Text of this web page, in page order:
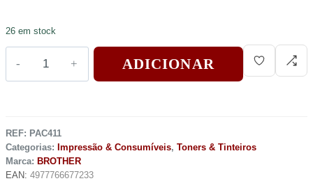
26 em stock
ADICIONAR
REF: PAC411
Categorias: Impressão & Consumíveis, Toners & Tinteiros
Marca: BROTHER
EAN: 4977766677233